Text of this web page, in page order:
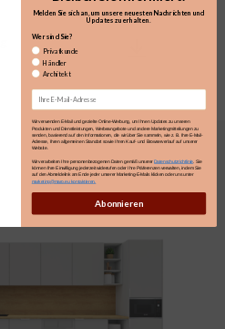
Melden Sie sich an, um unsere neuesten Nachrichten und
Updates zu erhalten.​
Wer sind Sie?
Privatkunde
Händler
Architekt
Email
Wir verwenden E-Mail und gezielte Online-Werbung, um Ihnen Updates zu unseren
Produkten und Dienstleistungen, Werbeangebote und andere Marketingmitteilungen zu
senden, basierend auf den Informationen, die wir über Sie sammeln, wie z. B. Ihre E-Mail-
Adresse, Ihren allgemeinen Standort sowie Ihren Kauf- und Browserverlauf auf unserer
Website.
Wir verarbeiten Ihre personenbezogenen Daten gemäß unsererDatenschutzrichtlinie . Sie
können Ihre Einwilligung jederzeit widerrufen oder Ihre Präferenzen verwalten, indem Sie
auf den Abmeldelink am Ende jeder unserer Marketing-E-Mails klicken oder uns unter
marketing@maro.eu kontaktieren.
Abonnieren